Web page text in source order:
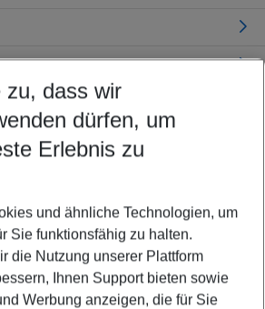
which suits your best
27 5-8 nights
children
zu, dass wir
dürfen, um
Erlebnis zu
und ähnliche Technologien, um
Sie funktionsfähig zu halten.
die Nutzung unserer Plattform
Ihnen Support bieten sowie
Werbung anzeigen, die für Sie